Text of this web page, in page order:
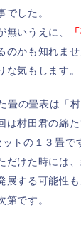
でした。
無いうえに、
のかも知れませ
な気もします。
畳の畳表は「
は村田君の綿
トの１３畳で
だけた時には
展する可能性も
第です。